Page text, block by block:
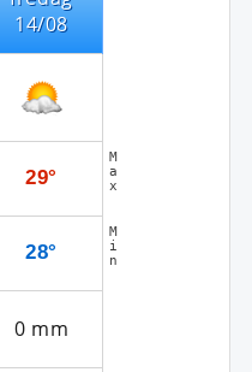
14/08
29°
M
a
x
28°
M
i
n
0 mm